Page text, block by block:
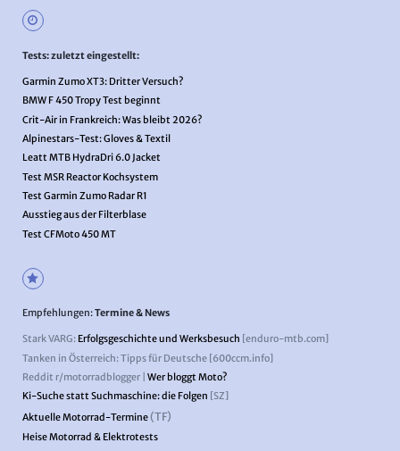
Tests: zuletzt eingestellt:
Garmin Zumo XT3: Dritter Versuch?
BMW F 450 Tropy Test beginnt
Crit-Air in Frankreich: Was bleibt 2026?
Alpinestars-Test: Gloves & Textil
Leatt MTB HydraDri 6.0 Jacket
Test MSR Reactor Kochsystem
Test Garmin Zumo Radar R1
Ausstieg aus der Filterblase
Test CFMoto 450 MT
Empfehlungen:Termine & News
Stark VARG: Erfolgsgeschichte und Werksbesuch [enduro-mtb.com]
Tanken in Österreich: Tipps für Deutsche [600ccm.info]
Reddit r/motorradblogger | Wer bloggt Moto?
Ki-Suche statt Suchmaschine: die Folgen [SZ]
Aktuelle Motorrad-Termine(TF)
Heise Motorrad & Elektrotests